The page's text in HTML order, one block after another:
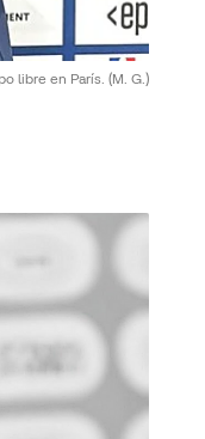
libre en París. (M. G.)